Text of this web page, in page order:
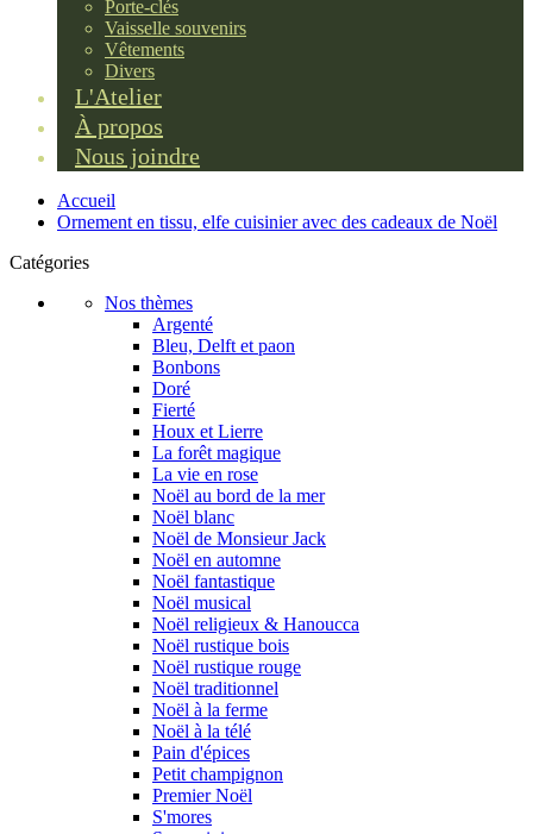
Porte-clés
Vaisselle souvenirs
Vêtements
Divers
L'Atelier
À propos
Nous joindre
Accueil
Ornement en tissu, elfe cuisinier avec des cadeaux de Noël
Catégories
Nos thèmes
Argenté
Bleu, Delft et paon
Bonbons
Doré
Fierté
Houx et Lierre
La forêt magique
La vie en rose
Noël au bord de la mer
Noël blanc
Noël de Monsieur Jack
Noël en automne
Noël fantastique
Noël musical
Noël religieux & Hanoucca
Noël rustique bois
Noël rustique rouge
Noël traditionnel
Noël à la ferme
Noël à la télé
Pain d'épices
Petit champignon
Premier Noël
S'mores